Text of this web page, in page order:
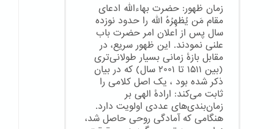
زمان ظهور: حضرت بهاءالله ادعای
مقام مَن یُظهِرُهُ الله را حدود نوزده
سال پس از اعلان امر حضرت باب
علنی نمودند. این ظهور سریع، در
مقابل بازهٔ زمانی بسیار طولانی‌تری
(بین ۱۵۱۱ تا ۲۰۰۱ سال) که در بیان
ذکر شده بود ، یک اصل کلامی را
ثابت می‌کند: ارادهٔ الهی بر
زمان‌بندی‌های عددی اولویت دارد.
هنگامی که آمادگی روحی حاصل شد،